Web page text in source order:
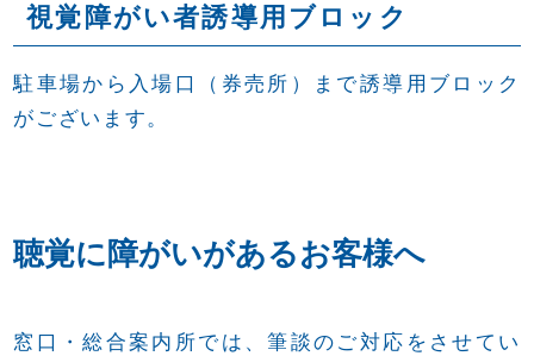
視覚障がい者誘導用ブロック
駐車場から入場口（券売所）まで誘導用ブロック
がございます。
聴覚に障がいがあるお客様へ
窓口・総合案内所では、筆談のご対応をさせてい